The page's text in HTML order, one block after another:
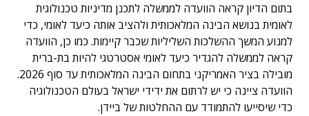
בתום הדיון קראה הוועדה לממשלה לתכנן מדיניות טכנולוגית
לאומית בנושא הבינה המלאכותית ולהציב אותה כיעד לאומי, כדי
למנוע המשך ההשלכות השליליות שכבר קיימות. כמו כן, הוועדה
קראה לממשלה להגדיר כיעד לאומי אסטרטגי להיות בת-ברית
מובילה בציר האמריקני בתחום הבינה המלאכותית עד סוף 2026.
הוועדה ציינה כי יש לרתום את ידידי ישראל בעולם הטכנולוגיה
כדי שיסייעו להתמודד עם ההחלטות של ביידן.